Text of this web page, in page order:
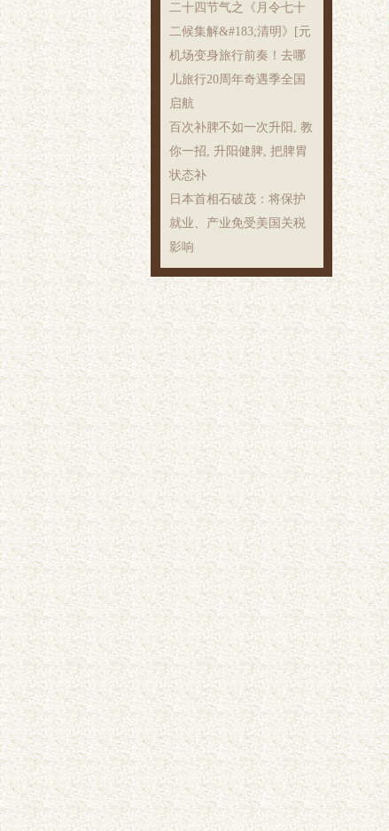
二十四节气之《月令七十
二候集解&#183;清明》[元
机场变身旅行前奏！去哪
儿旅行20周年奇遇季全国
启航
百次补脾不如一次升阳, 教
你一招, 升阳健脾, 把脾胃
状态补
日本首相石破茂：将保护
就业、产业免受美国关税
影响